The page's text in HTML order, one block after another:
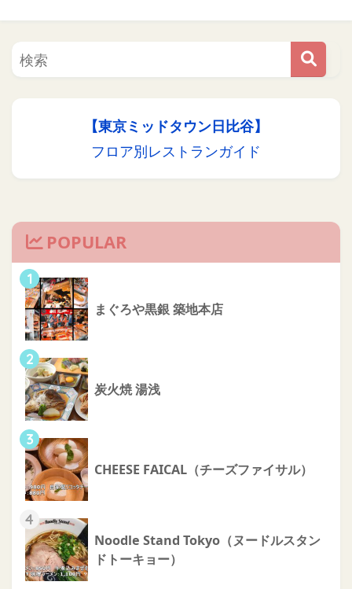
【東京ミッドタウン日比谷】
フロア別レストランガイド
POPULAR
1
まぐろや黒銀 築地本店
2
炭火焼 湯浅
3
CHEESE FAICAL（チーズファイサル）
4
Noodle Stand Tokyo（ヌードルスタン
ドトーキョー）